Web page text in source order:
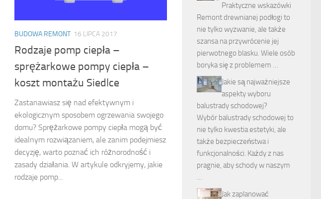
BUDOWA REMONT 16 LIPCA 2017
Rodzaje pomp ciepła –
sprężarkowe pompy ciepła –
koszt montażu Siedlce
Zastanawiasz się nad efektywnym i
ekologicznym sposobem ogrzewania swojego
domu? Sprężarkowe pompy ciepła mogą być
idealnym rozwiązaniem, ale zanim podejmiesz
decyzję, warto poznać ich różnorodność i
zasady działania. W artykule odkryjemy, jakie
rodzaje pomp...
Praktyczne wskazówki
Remont drewnianej podłogi to
nie tylko wyzwanie, ale także
szansa na przywrócenie jej
pierwotnego blasku. Wiele osób
boryka się z problemem …
Jakie są najważniejsze
aspekty wyboru
balustrady schodowej?
Wybór balustrady schodowej to
nie tylko kwestia estetyki, ale
także bezpieczeństwa i
funkcjonalności. Każdy z nas
pragnie, aby schody w naszym
…
Jak zaplanować